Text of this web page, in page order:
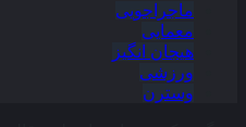
ماجراجویی
معمایی
هیجان انگیز
ورزشی
وسترن